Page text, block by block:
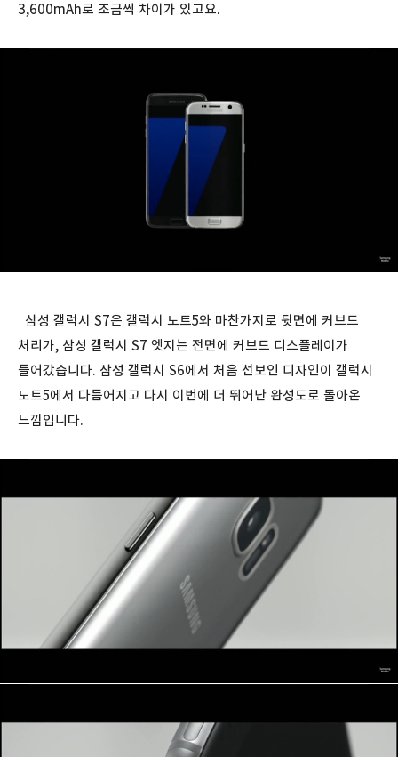
3,600mAh로 조금씩 차이가 있고요.
삼성 갤럭시 S7은 갤럭시 노트5와 마찬가지로 뒷면에 커브드
처리가, 삼성 갤럭시 S7 엣지는 전면에 커브드 디스플레이가
들어갔습니다. 삼성 갤럭시 S6에서 처음 선보인 디자인이 갤럭시
노트5에서 다듬어지고 다시 이번에 더 뛰어난 완성도로 돌아온
느낌입니다.